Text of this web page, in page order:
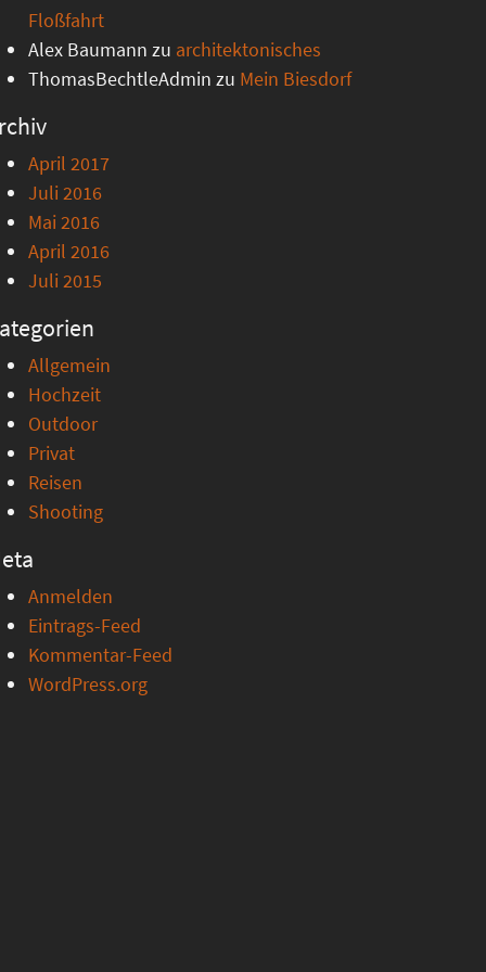
Floßfahrt
Alex Baumann zu architektonisches
ThomasBechtleAdmin zu Mein Biesdorf
April 2017
Juli 2016
Mai 2016
April 2016
Juli 2015
Allgemein
Hochzeit
Outdoor
Privat
Reisen
Shooting
Anmelden
Eintrags-Feed
Kommentar-Feed
WordPress.org